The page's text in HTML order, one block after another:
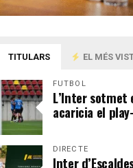
TITULARS EL MÉS
FUTBOL
L’Inter sotmet
acaricia el
DIRECTE
Inter